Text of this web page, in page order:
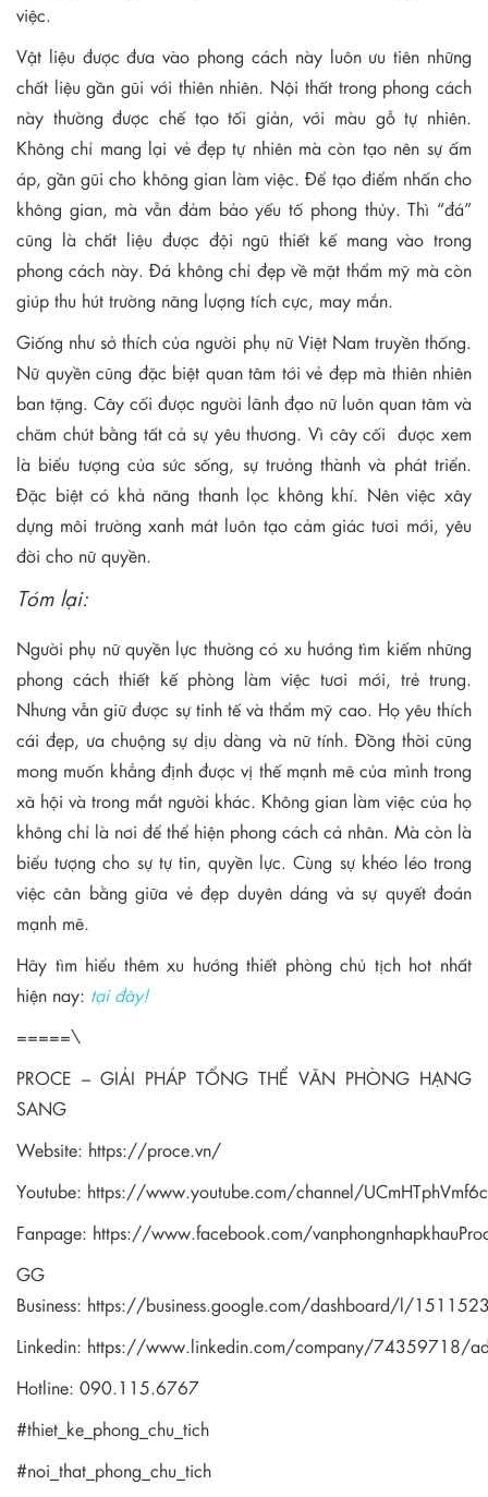
việc.
Vật liệu được đưa vào phong cách này luôn ưu tiên những
chất liệu gần gũi với thiên nhiên. Nội thất trong phong cách
này thường được chế tạo tối giản, với màu gỗ tự nhiên.
Không chỉ mang lại vẻ đẹp tự nhiên mà còn tạo nên sự ấm
áp, gần gũi cho không gian làm việc. Để tạo điểm nhấn cho
không gian, mà vẫn đảm bảo yếu tố phong thủy. Thì “đá”
cũng là chất liệu được đội ngũ thiết kế mang vào trong
phong cách này. Đá không chỉ đẹp về mặt thẩm mỹ mà còn
giúp thu hút trường năng lượng tích cực, may mắn.
Giống như sở thích của người phụ nữ Việt Nam truyền thống.
Nữ quyền cũng đặc biệt quan tâm tới vẻ đẹp mà thiên nhiên
ban tặng. Cây cối được người lãnh đạo nữ luôn quan tâm và
chăm chút bằng tất cả sự yêu thương. Vì cây cối được xem
là biểu tượng của sức sống, sự trưởng thành và phát triển.
Đặc biệt có khả năng thanh lọc không khí. Nên việc xây
dựng môi trường xanh mát luôn tạo cảm giác tươi mới, yêu
đời cho nữ quyền.
Tóm lại:
Người phụ nữ quyền lực thường có xu hướng tìm kiếm những
phong cách thiết kế phòng làm việc tươi mới, trẻ trung.
Nhưng vẫn giữ được sự tinh tế và thẩm mỹ cao. Họ yêu thích
cái đẹp, ưa chuộng sự dịu dàng và nữ tính. Đồng thời cũng
mong muốn khẳng định được vị thế mạnh mẽ của mình trong
xã hội và trong mắt người khác. Không gian làm việc của họ
không chỉ là nơi để thể hiện phong cách cá nhân. Mà còn là
biểu tượng cho sự tự tin, quyền lực. Cùng sự khéo léo trong
việc cân bằng giữa vẻ đẹp duyên dáng và sự quyết đoán
mạnh mẽ.
Hãy tìm hiểu thêm xu hướng thiết phòng chủ tịch hot nhất
hiện nay: tại đây!
=====\
PROCE – GIẢI PHÁP TỔNG THỂ VĂN PHÒNG HẠNG
SANG
Website: https://proce.vn/
Youtube: https://www.youtube.com/channel/
Fanpage: https://www.facebook.com/
GG
Business: https://business.google.com/dashboard/l/
Linkedin: https://www.linkedin.com/company/74359718/
Hotline: 090.115.6767
#thiet_ke_phong_chu_tich
#noi_that_phong_chu_tich